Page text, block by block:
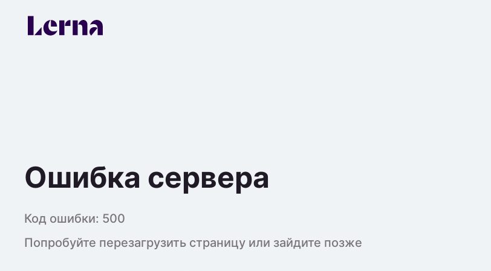
Ошибка сервера
Код ошибки: 500
Попробуйте перезагрузить страницу или зайдите позже